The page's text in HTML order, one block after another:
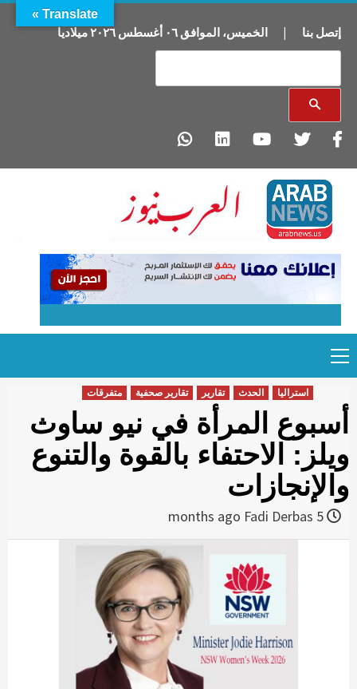
إتصل بنا | الخميس، الموافق٠٦ أغسطس ٢٠٢٦ميلاديا
to
content
Menu
استراليا الحدث تقارير تقارير صحفية متفرقات
أسبوع المرأة في نيو ساوث
ويلز: الاحتفاء بالقوة والتنوع
والإنجازات
Fadi Derbas
Translate »